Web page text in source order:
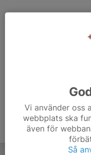
Vi använder oss
webbplats ska
även för
Så